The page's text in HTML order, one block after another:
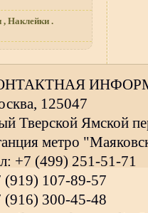
, Наклейки .
125047
Тверской Ямской
метро
+7 (499) 251-51-71
(919) 107-89-57
(916) 300-45-48